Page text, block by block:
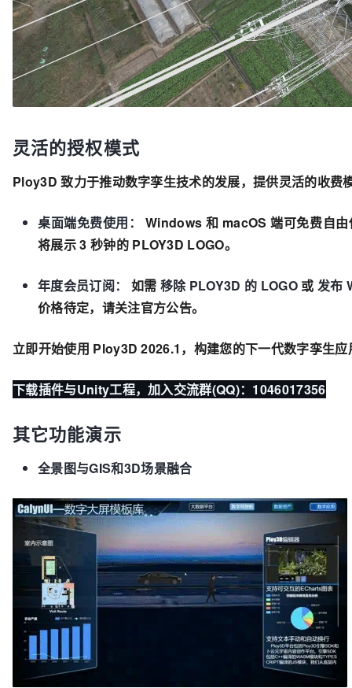
灵活的授权模式
Ploy3D 致力于推动数字孪生技术的发展，提供灵活的收费
桌面端免费使用：
Windows 和 macOS 端可免费自
将展示 3 秒钟的 PLOY3D LOGO。
年度会员订阅： 如需 移除 PLOY3D 的 LOGO或 发布
价格待定，请关注官方公告。
立即开始使用 Ploy3D 2026.1，构建您的下一代数字孪生应
下载插件与Unity工程，加入交流群(QQ)：1046017356
其它功能演示
全景图与GIS和3D场景融合